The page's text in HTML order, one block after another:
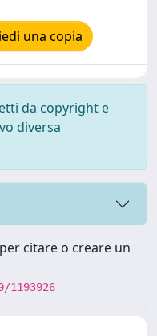
una copia
da copyright e
diversa
citare o creare un